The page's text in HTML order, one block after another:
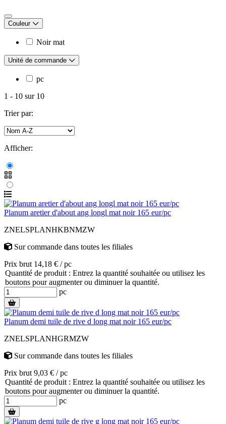
Couleur
Noir mat
Unité de commande
pc
1 - 10 sur10
Trier par:
Afficher:
Planum aretier d'about ang longl mat noir 165 eur/pc
ZNELSPLANHKBNMZW
Sur commande dans toutes les filiales
Prix brut 14,18 € / pc
Quantité de produit : Entrez la quantité souhaitée ou utilisez les
boutons pour augmenter ou diminuer la quantité.
pc
Planum demi tuile de rive d long mat noir 165 eur/pc
ZNELSPLANHGRMZW
Sur commande dans toutes les filiales
Prix brut 9,03 € / pc
Quantité de produit : Entrez la quantité souhaitée ou utilisez les
boutons pour augmenter ou diminuer la quantité.
pc